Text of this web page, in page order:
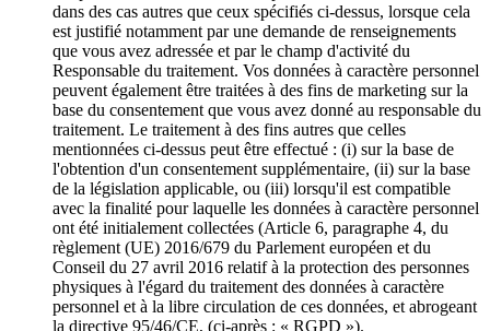
dans des cas autres que ceux spécifiés ci-dessus, lorsque cela
est justifié notamment par une demande de renseignements
que vous avez adressée et par le champ d'activité du
Responsable du traitement. Vos données à caractère personnel
peuvent également être traitées à des fins de marketing sur la
base du consentement que vous avez donné au responsable du
traitement. Le traitement à des fins autres que celles
mentionnées ci-dessus peut être effectué : (i) sur la base de
l'obtention d'un consentement supplémentaire, (ii) sur la base
de la législation applicable, ou (iii) lorsqu'il est compatible
avec la finalité pour laquelle les données à caractère personnel
ont été initialement collectées (Article 6, paragraphe 4, du
règlement (UE) 2016/679 du Parlement européen et du
Conseil du 27 avril 2016 relatif à la protection des personnes
physiques à l'égard du traitement des données à caractère
personnel et à la libre circulation de ces données, et abrogeant
la directive 95/46/CE, (ci-après : « RGPD »).